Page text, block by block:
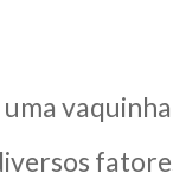
uma